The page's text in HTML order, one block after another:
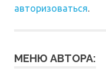
авторизоваться.
МЕНЮ АВТОРА: